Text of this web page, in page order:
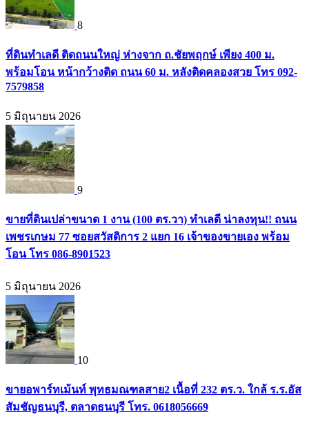
8
ที่ดินทำเลดี ติดถนนใหญ่ ห่างจาก ถ.ชัยพฤกษ์ เพียง 400 ม.
พร้อมโอน หน้ากว้างติด ถนน 60 ม. หลังติดคลองสวย โทร 092-
7579858
5 มิถุนายน 2026
9
ขายที่ดินเปล่าขนาด 1 งาน (100 ตร.วา) ทำเลดี น่าลงทุน!! ถนน
เพชรเกษม 77 ซอยสวัสดิการ 2 แยก 16 เจ้าของขายเอง พร้อม
โอน โทร 086-8901523
5 มิถุนายน 2026
10
ขายอพาร์ทเม้นท์ พุทธมณฑลสาย2 เนื้อที่ 232 ตร.ว. ใกล้ ร.ร.อัส
สัมชัญธนบุรี, ตลาดธนบุรี โทร. 0618056669